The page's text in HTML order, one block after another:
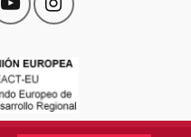
此
链
会
打
开
一
此
链
会
开
一